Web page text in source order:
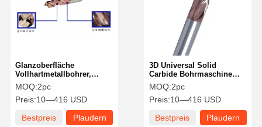
Glanzoberfläche
Vollhartmetallbohrer,
kundenspezifisch für 3D-
Allgemein-
Hochgeschwindigkeitszerspanung
MOQ:2pc
Preis:10—416 USD
Bestpreis
Plaudern
3D Universal Solid
Carbide Bohrmaschine
Typ
MOQ:2pc
Preis:10—416 USD
Bestpreis
Plaudern